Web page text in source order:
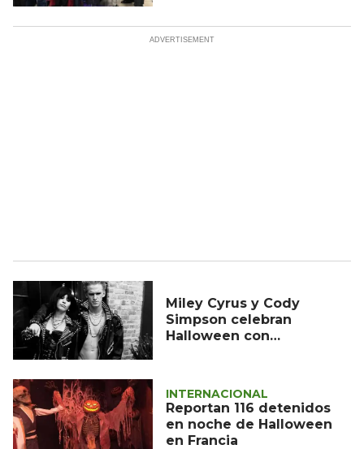
Miley Cyrus y Cody
Simpson celebran
Halloween con
INTERNACIONAL
Reportan 116 detenidos
en noche de Halloween
en Francia